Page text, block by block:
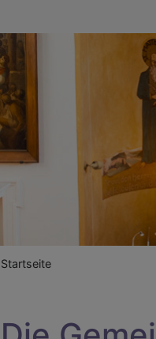
Breadcrumb
Startseite